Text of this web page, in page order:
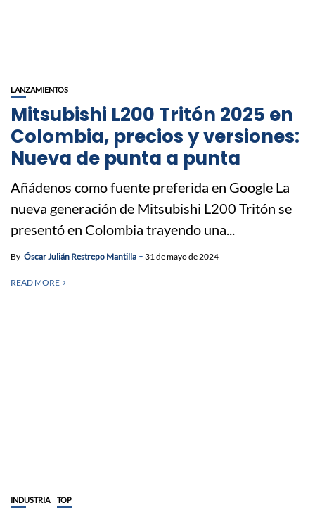
LANZAMIENTOS
Mitsubishi L200 Tritón 2025 en
Colombia, precios y versiones:
Nueva de punta a punta
Añádenos como fuente preferida en Google La
nueva generación de Mitsubishi L200 Tritón se
presentó en Colombia trayendo una...
By Óscar Julián Restrepo Mantilla 31 de mayo de 2024
READ MORE
INDUSTRIA TOP